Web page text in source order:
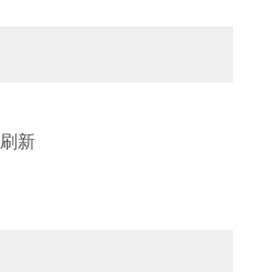
新